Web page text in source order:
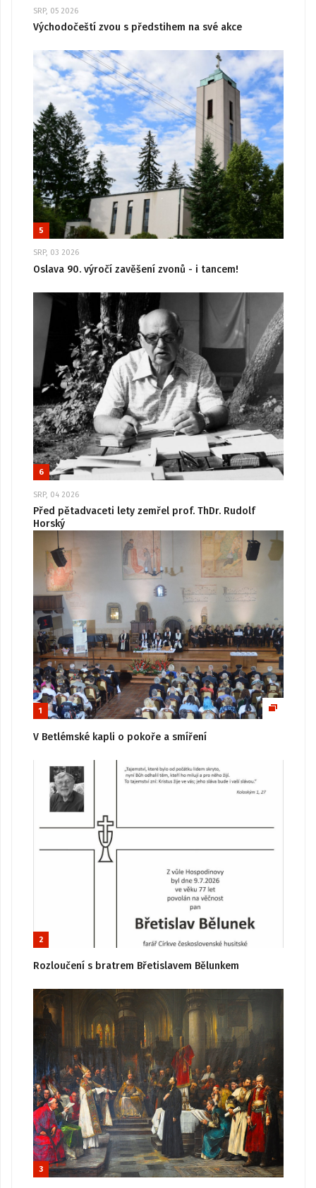
SRP, 05 2026
Východočeští zvou s předstihem na své akce
5
SRP, 03 2026
Oslava 90. výročí zavěšení zvonů - i tancem!
6
SRP, 04 2026
Před pětadvaceti lety zemřel prof. ThDr. Rudolf
Horský
1
V Betlémské kapli o pokoře a smíření
2
Rozloučení s bratrem Břetislavem Bělunkem
3